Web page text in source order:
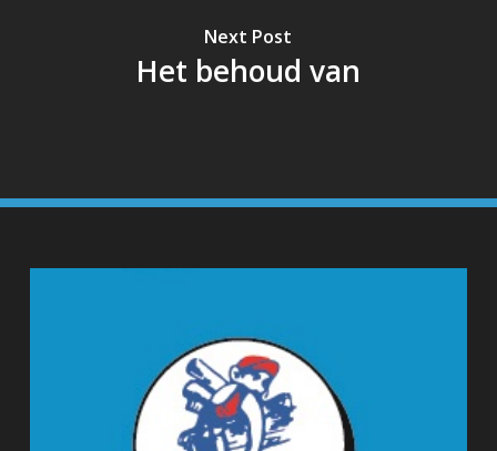
Next Post
Het behoud van